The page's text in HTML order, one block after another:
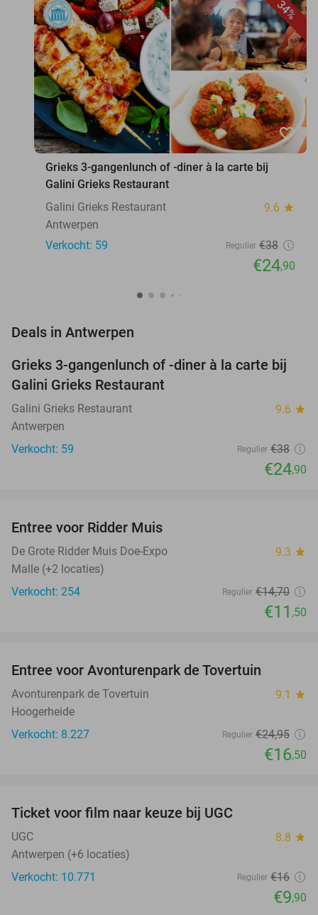
34%
favorite_border
Grieks 3-gangenlunch of -diner à la carte bij
Galini Grieks Restaurant
Galini Grieks Restaurant
9.6 star
Antwerpen
Verkocht: 59
Regulier €38
€24,90
Deals in Antwerpen
34%
Grieks 3-gangenlunch of -diner à la carte bij
Galini Grieks Restaurant
Galini Grieks Restaurant 9.6 star
Antwerpen
Verkocht: 59
Regulier €38
€24,90
TODAY
Entree voor Ridder Muis
De Grote Ridder Muis Doe-Expo 9.3 star
Malle (+2 locaties)
Verkocht: 254
Regulier €14,70
€11 ,50
Entree voor Avonturenpark de Tovertuin
Avonturenpark de Tovertuin 9.1 star
Hoogerheide
Verkocht: 8.227
Regulier €24,95
€16,50
Ticket voor film naar keuze bij UGC
UGC 8.8 star
Antwerpen (+6 locaties)
Verkocht: 10.771
Regulier €16
€9,90